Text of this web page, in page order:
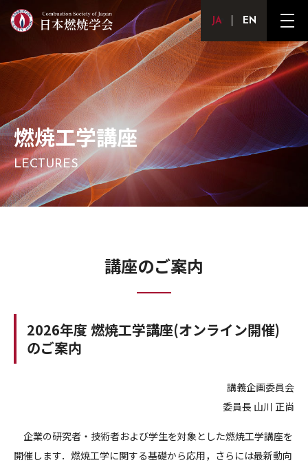
JapaneseEnglishメ
ュ
ー
ボ
燃焼工学講座
LECTURES
講座のご案内
2026年度 燃焼工学講座(オンライン開催)
のご案内
講義企画委員会
委員長 山川 正尚
企業の研究者・技術者および学生を対象とした燃焼工学講座を
開催します．燃焼工学に関する基礎から応用，さらには最新動向